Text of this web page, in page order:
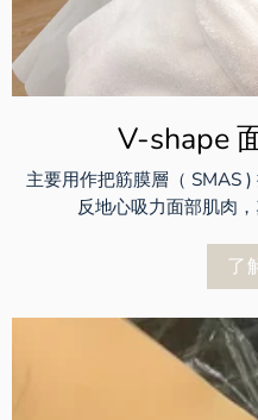
V-shape
主要用作把筋膜層（ SMAS
反地心吸力面部肌肉
了